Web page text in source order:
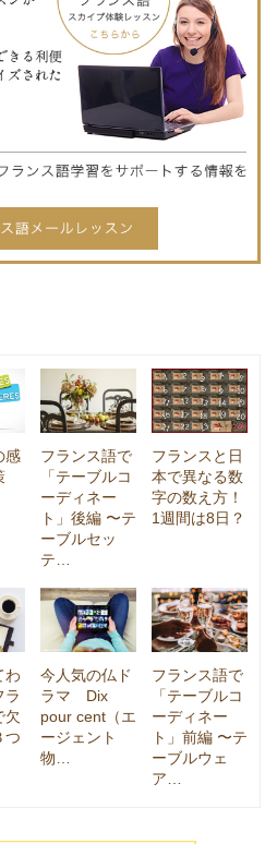
感
フランス語で
「テーブルコ
ーディネー
ト」後編 〜テ
ーブルセッ
テ…
フランスと日
本で異なる数
字の数え方！
1週間は8日？
わ
ラ
欠
つ
今人気の仏ド
ラマ Dix
pour cent（エ
ージェント
物…
フランス語で
「テーブルコ
ーディネー
ト」前編 〜テ
ーブルウェ
ア…